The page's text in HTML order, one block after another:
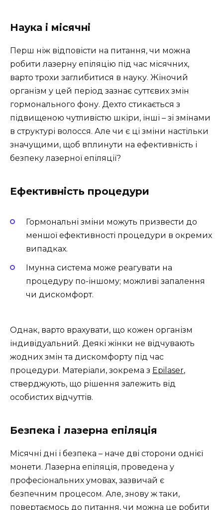
Наука і місячні
Перш ніж відповісти на питання, чи можна
робити лазерну епіляцію під час місячних,
варто трохи заглибитися в науку. Жіночий
організм у цей період зазнає суттєвих змін
гормонального фону. Дехто стикається з
підвищеною чутливістю шкіри, інші – зі змінами
в структурі волосся. Але чи є ці зміни настільки
значущими, щоб вплинути на ефективність і
безпеку лазерної епіляції?
Ефективність процедури
Гормональні зміни можуть призвести до
меншої ефективності процедури в окремих
випадках.
Імунна система може реагувати на
процедуру по-іншому; можливі запалення
чи дискомфорт.
Однак, варто врахувати, що кожен організм
індивідуальний. Деякі жінки не відчувають
жодних змін та дискомфорту під час
процедури. Матеріали, зокрема з Epilaser,
стверджують, що рішення залежить від
особистих відчуттів.
Безпека і лазерна епіляція
Місячні дні і безпека – наче дві сторони однієї
монети. Лазерна епіляція, проведена у
професіональних умовах, зазвичай є
безпечним процесом. Але, знову ж таки,
повертаємось до питання, чи можна це робити